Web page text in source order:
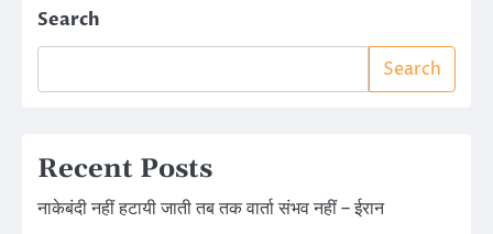
Search
Search
Recent Posts
नाकेबंदी नहीं हटायी जाती तब तक वार्ता संभव नहीं – ईरान